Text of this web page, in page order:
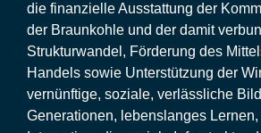
die finanzielle Ausstattung der
der Braunkohle und der damit
Strukturwandel, Förderung des
Handels sowie Unterstützung der
vernünftige, soziale, verlässliche
Generationen, lebenslanges